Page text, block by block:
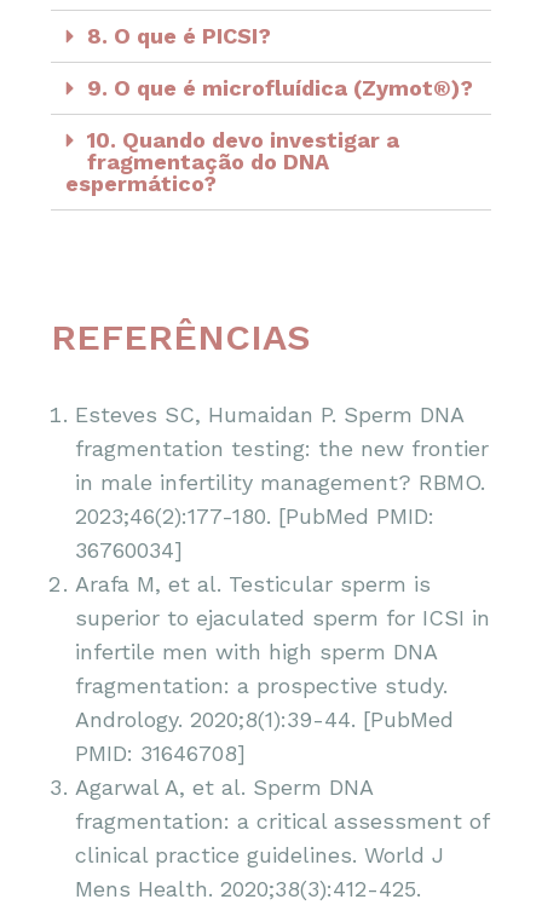
8. O que é PICSI?
9. O que é microfluídica (Zymot®)?
10. Quando devo investigar a
fragmentação do DNA
espermático?
REFERÊNCIAS
Esteves SC, Humaidan P. Sperm DNA
fragmentation testing: the new frontier
in male infertility management? RBMO.
2023;46(2):177-180. [PubMed PMID:
36760034]
Arafa M, et al. Testicular sperm is
superior to ejaculated sperm for ICSI in
infertile men with high sperm DNA
fragmentation: a prospective study.
Andrology. 2020;8(1):39-44. [PubMed
PMID: 31646708]
Agarwal A, et al. Sperm DNA
fragmentation: a critical assessment of
clinical practice guidelines. World J
Mens Health. 2020;38(3):412-425.